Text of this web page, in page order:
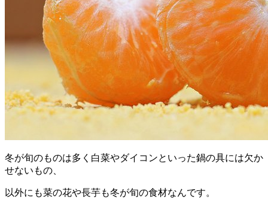
冬が旬のものは多く白菜やダイコンといった鍋の具には欠か
せないもの、
以外にも菜の花や長芋も冬が旬の食材なんです。